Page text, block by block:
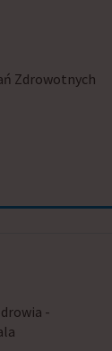
Zdrowotnych
-